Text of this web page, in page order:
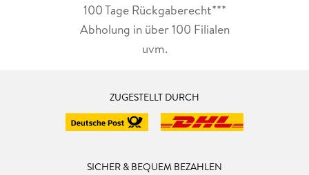
100 Tage Rückgaberecht***
Abholung in über 100 Filialen
uvm.
ZUGESTELLT DURCH
SICHER & BEQUEM BEZAHLEN